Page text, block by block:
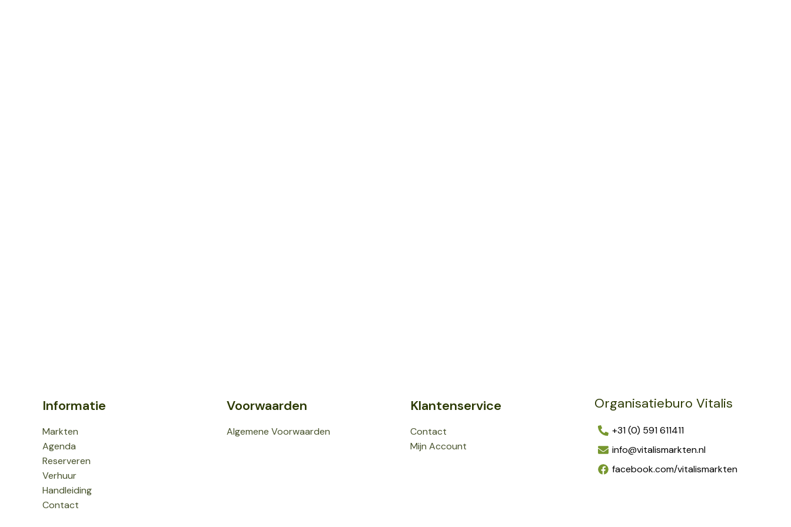
Informatie
Markten
Agenda
Reserveren
Verhuur
Handleiding
Contact
Voorwaarden
Algemene Voorwaarden
Klantenservice
Contact
Mijn Account
Organisatieburo Vitalis
+31 (0) 591 611411
info@vitalismarkten.nl
facebook.com/vitalismarkten